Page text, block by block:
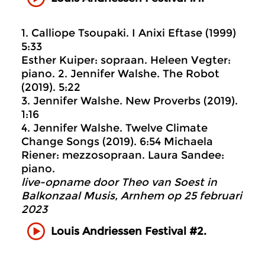
1. Calliope Tsoupaki. I Anixi Eftase (1999)
5:33
Esther Kuiper: sopraan. Heleen Vegter:
piano. 2. Jennifer Walshe. The Robot
(2019). 5:22
3. Jennifer Walshe. New Proverbs (2019).
1:16
4. Jennifer Walshe. Twelve Climate
Change Songs (2019). 6:54 Michaela
Riener: mezzosopraan. Laura Sandee:
piano.
live-opname door Theo van Soest in
Balkonzaal Musis, Arnhem op 25 februari
2023
Louis Andriessen Festival #2.